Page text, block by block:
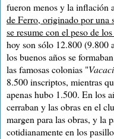
fueron menos y la inflación
de Ferro, originado por una
se resume con el peso de
hoy son sólo 12.800 (9.800
los buenos años se
las famosas colonias "
8.500 inscriptos, mientras
apenas hubo 1.500. En los
cerraban y las obras en el
margen para las obras, y la
cotidianamente en los